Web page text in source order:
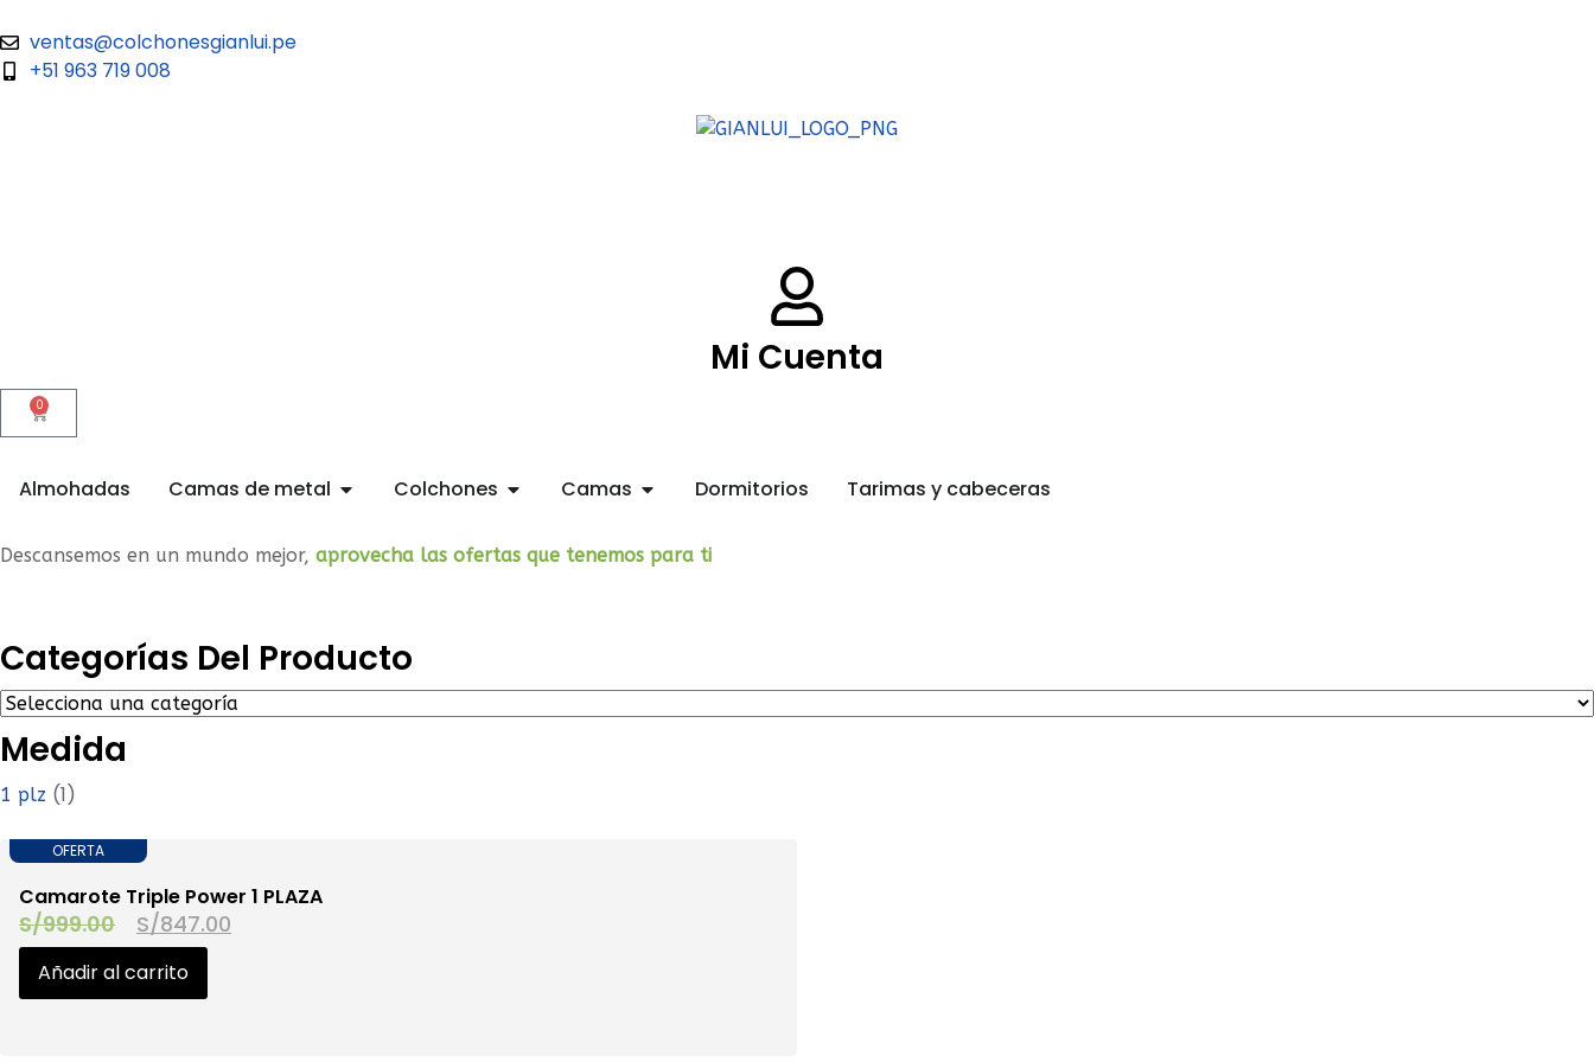
ventas@colchonesgianlui.pe
+51 963 719 008
Mi Cuenta
0
Almohadas Camas de metal Colchones Camas Dormitorios Tarimas y cabeceras
Descansemos en un mundo mejor, aprovecha las ofertas que tenemos para ti
Categorías Del Producto
Medida
1 plz (1)
OFERTA
Camarote Triple Power 1 PLAZA
S/999.00 S/847.00
Añadir al carrito